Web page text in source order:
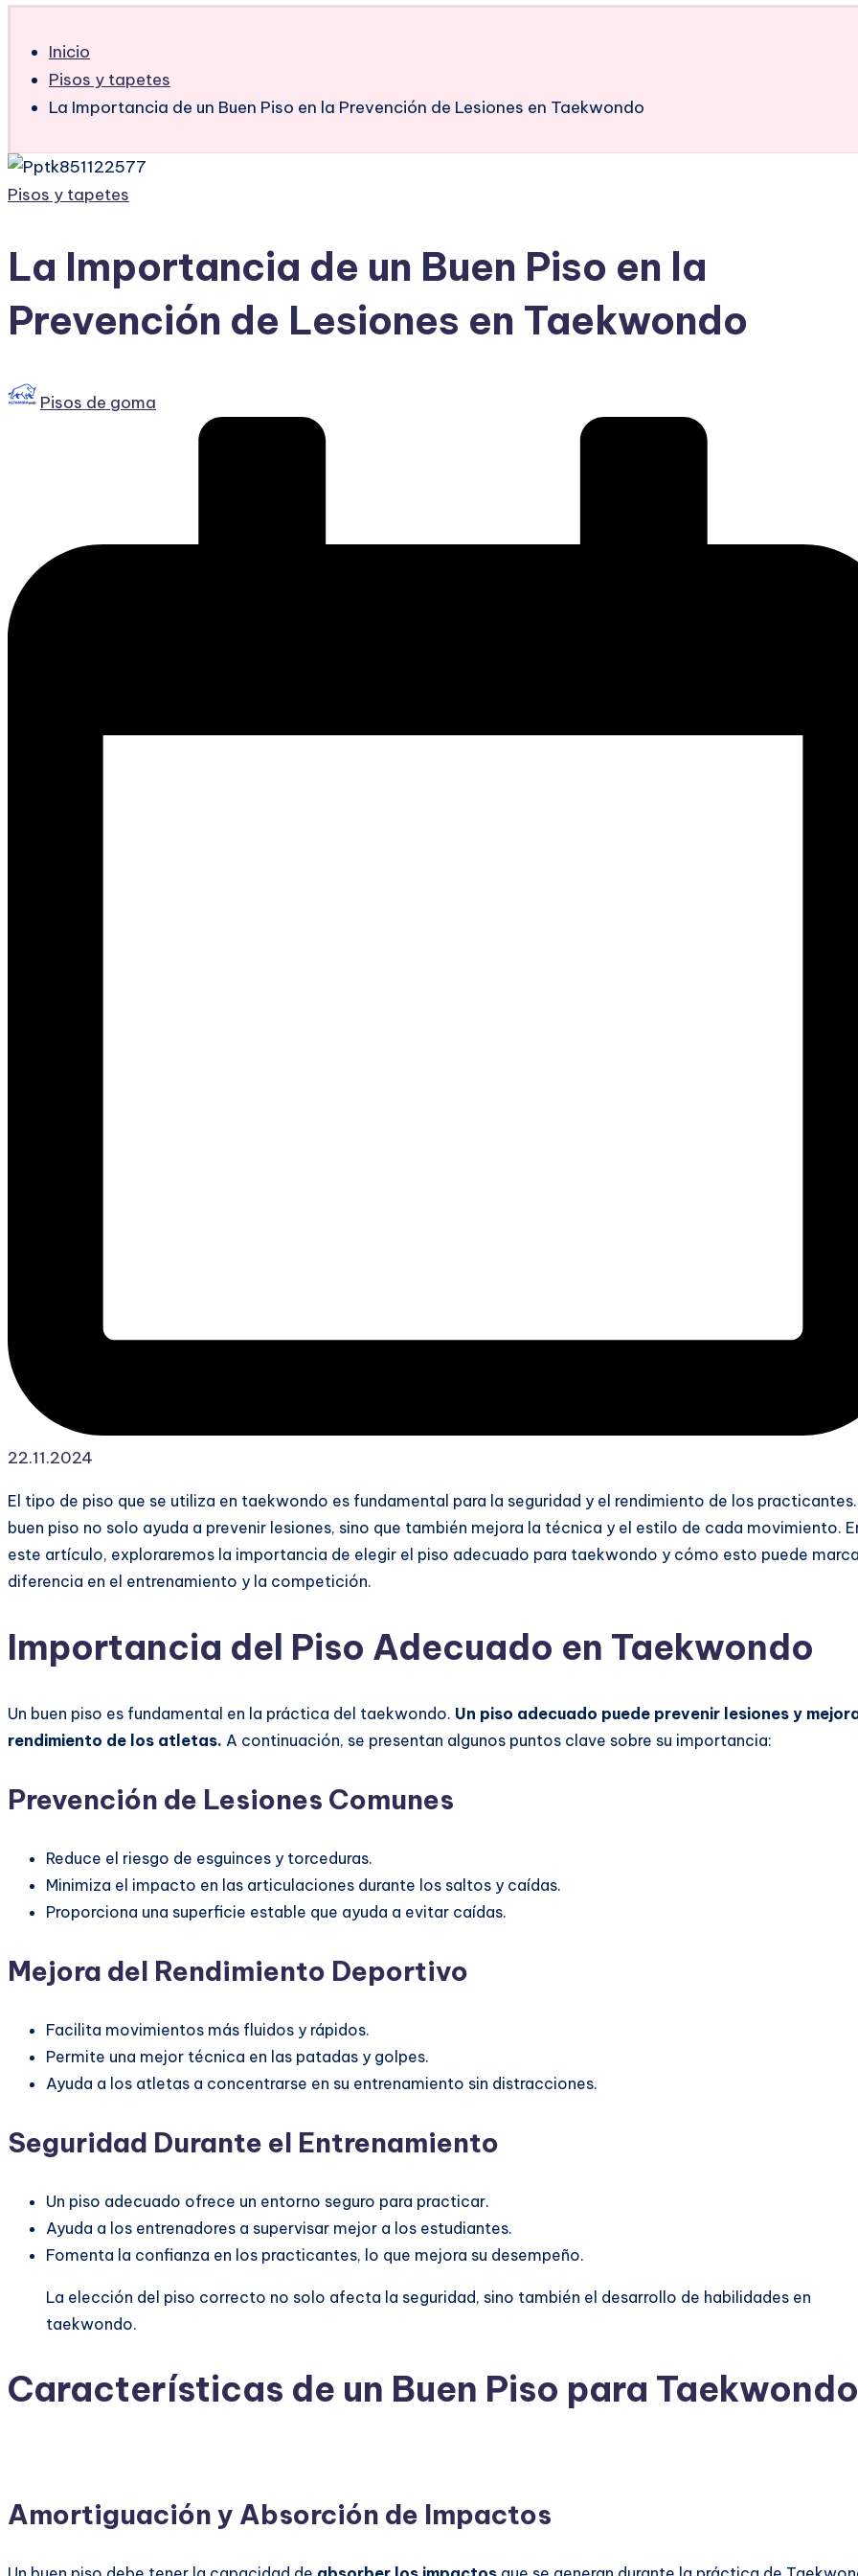
Inicio
Pisos y tapetes
La Importancia de un Buen Piso en la Prevención de Lesiones en Taekwondo
Publicado
Pisos y tapetes
La Importancia de un Buen Piso en la
Prevención de Lesiones en Taekwondo
PublicadoPisos de goma
22.11.2024
El tipo de piso que se utiliza en taekwondo es fundamental para la seguridad y el rendimiento de los practicantes.
buen piso no solo ayuda a prevenir lesiones, sino que también mejora la técnica y el estilo de cada movimiento.
este artículo, exploraremos la importancia de elegir el piso adecuado para taekwondo y cómo esto puede
diferencia en el entrenamiento y la competición.
Importancia del Piso Adecuado en Taekwondo
Un buen piso es fundamental en la práctica del taekwondo. Un piso adecuado puede prevenir lesiones y
rendimiento de los atletas. A continuación, se presentan algunos puntos clave sobre su importancia:
Prevención de Lesiones Comunes
Reduce el riesgo de esguinces y torceduras.
Minimiza el impacto en las articulaciones durante los saltos y caídas.
Proporciona una superficie estable que ayuda a evitar caídas.
Mejora del Rendimiento Deportivo
Facilita movimientos más fluidos y rápidos.
Permite una mejor técnica en las patadas y golpes.
Ayuda a los atletas a concentrarse en su entrenamiento sin distracciones.
Seguridad Durante el Entrenamiento
Un piso adecuado ofrece un entorno seguro para practicar.
Ayuda a los entrenadores a supervisar mejor a los estudiantes.
Fomenta la confianza en los practicantes, lo que mejora su desempeño.
La elección del piso correcto no solo afecta la seguridad, sino también el desarrollo de habilidades en
taekwondo.
Características de un Buen Piso para Taekwondo
Amortiguación y Absorción de Impactos